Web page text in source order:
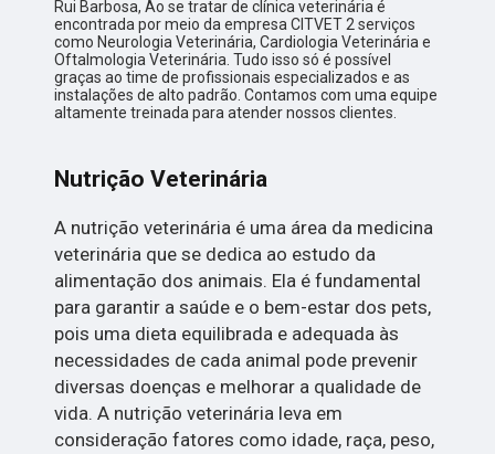
Rui Barbosa, Ao se tratar de clínica veterinária é
encontrada por meio da empresa CITVET 2 serviços
como Neurologia Veterinária, Cardiologia Veterinária e
Oftalmologia Veterinária. Tudo isso só é possível
graças ao time de profissionais especializados e as
instalações de alto padrão. Contamos com uma equipe
altamente treinada para atender nossos clientes.
Nutrição Veterinária
A nutrição veterinária é uma área da medicina
veterinária que se dedica ao estudo da
alimentação dos animais. Ela é fundamental
para garantir a saúde e o bem-estar dos pets,
pois uma dieta equilibrada e adequada às
necessidades de cada animal pode prevenir
diversas doenças e melhorar a qualidade de
vida. A nutrição veterinária leva em
consideração fatores como idade, raça, peso,